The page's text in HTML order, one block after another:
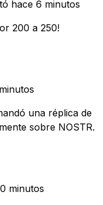
hace 6 minutos
200 a 250!
una réplica de
sobre NOSTR.
minutos